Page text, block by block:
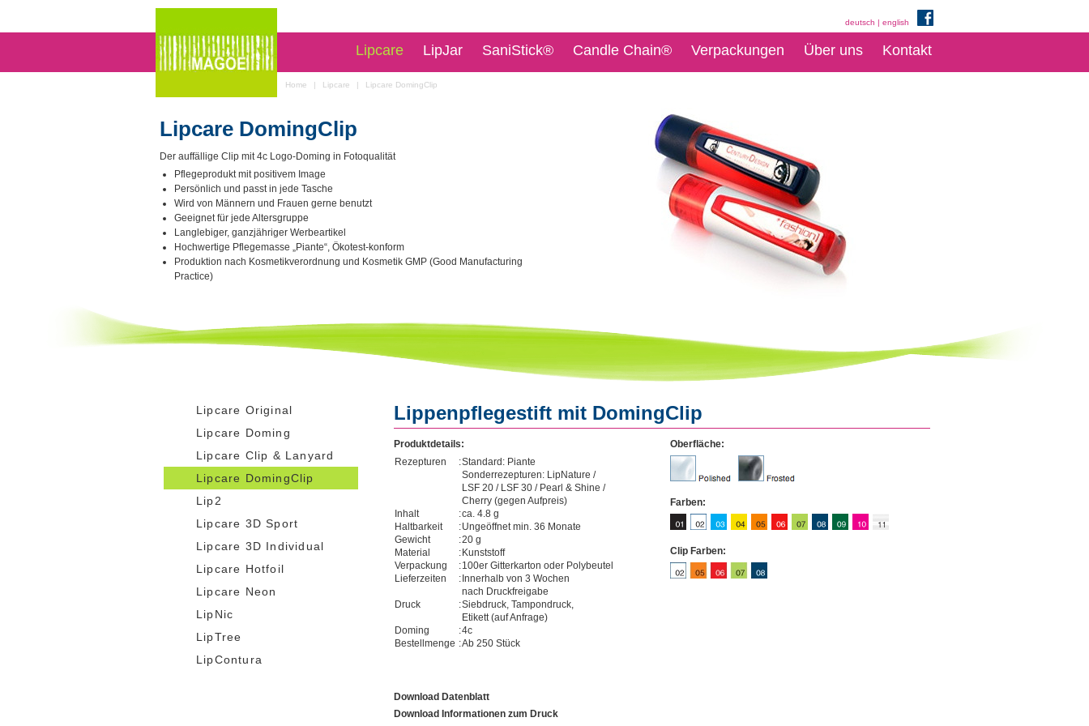
deutsch | english
Lipcare LipJar SaniStick® Candle Chain® Verpackungen Über uns Kontakt
Home | Lipcare | Lipcare DomingClip
Lipcare DomingClip
Der auffällige Clip mit 4c Logo-Doming in Fotoqualität
Pflegeprodukt mit positivem Image
Persönlich und passt in jede Tasche
Wird von Männern und Frauen gerne benutzt
Geeignet für jede Altersgruppe
Langlebiger, ganzjähriger Werbeartikel
Hochwertige Pflegemasse „Piante“, Ökotest-konform
Produktion nach Kosmetikverordnung und Kosmetik GMP (Good Manufacturing
Practice)
Lipcare Original
Lipcare Doming
Lipcare Clip & Lanyard
Lipcare DomingClip
Lip2
Lipcare 3D Sport
Lipcare 3D Individual
Lipcare Hotfoil
Lipcare Neon
LipNic
LipTree
LipContura
Lippenpflegestift mit DomingClip
Produktdetails:
Rezepturen
:Standard: Piante
Sonderrezepturen: LipNature /
LSF 20 / LSF 30 / Pearl & Shine /
Cherry (gegen Aufpreis)
Inhalt
:ca. 4.8 g
Haltbarkeit
:Ungeöffnet min. 36 Monate
Gewicht
:20 g
Material
: Kunststoff
Verpackung
:100er Gitterkarton oder Polybeutel
Lieferzeiten
: Innerhalb von 3 Wochen
nach Druckfreigabe
Druck
:Siebdruck, Tampondruck,
Etikett (auf Anfrage)
Doming
:4c
Bestellmenge :Ab 250 Stück
Oberfläche:
Farben:
Clip Farben:
Download Datenblatt
Download Informationen zum Druck